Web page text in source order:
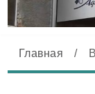
Главная /